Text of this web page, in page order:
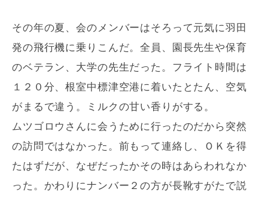
その年の夏、会のメンバーはそろって元気に羽田
発の飛行機に乗りこんだ。全員、園長先生や保育
のベテラン、大学の先生だった。フライト時間は
１２０分、根室中標津空港に着いたとたん、空気
がまるで違う。ミルクの甘い香りがする。
ムツゴロウさんに会うために行ったのだから突然
の訪問ではなかった。前もって連絡し、ＯＫを得
たはずだが、なぜだったかその時はあらわれなか
った。かわりにナンバー２の方が長靴すがたで説